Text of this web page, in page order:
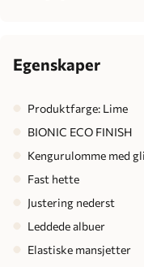
Egenskaper
Produktfarge: Lime
BIONIC ECO FINISH
Kengurulomme med
Fast hette
Justering nederst
Leddede albuer
Elastiske mansjetter